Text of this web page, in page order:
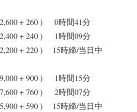
+ 260 ) 0時間41分
+ 240 ) 1時間09分
+ 220 ) 15時締/当日中
+ 900 ) 1時間15分
+ 760 ) 2時間07分
+ 590 ) 15時締/当日中